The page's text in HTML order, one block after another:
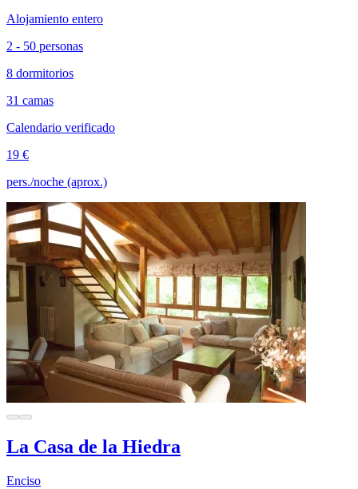
Alojamiento entero
2 - 50 personas
8 dormitorios
31 camas
Calendario verificado
19 €
pers./noche (aprox.)
La Casa de la Hiedra
Enciso